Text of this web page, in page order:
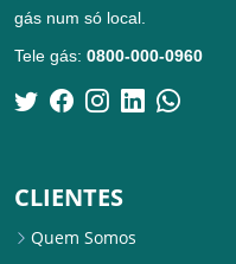
gás num só local.
Tele gás: 0800-000-0960
CLIENTES
Quem Somos